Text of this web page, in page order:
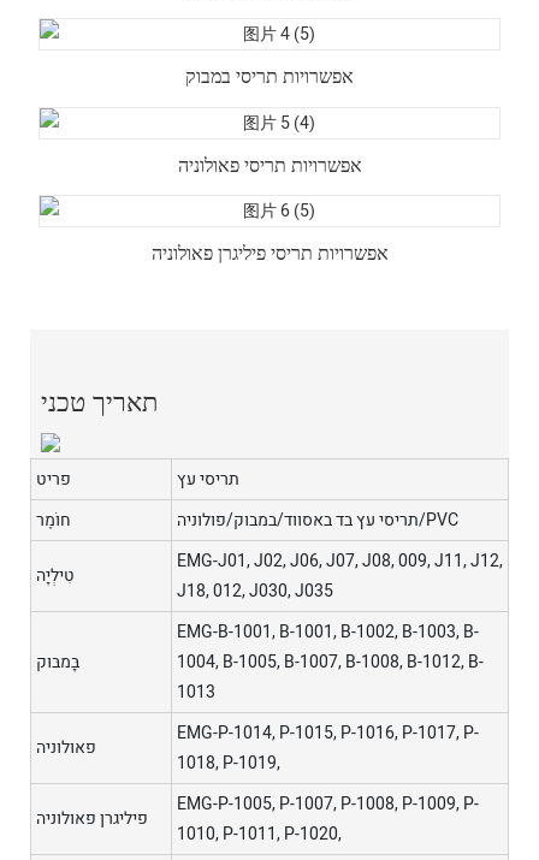
אפשרויות תריסי במבוק
אפשרויות תריסי פאולוניה
אפשרויות תריסי פיליגרן פאולוניה
תאריך טכני
פריט
תריסי עץ
חוֹמֶר
תריסי עץ בד באסווד/במבוק/פולוניה/PVC
טִילְיָה
EMG-J01, J02, J06, J07, J08, 009, J11, J12,
J18, 012, J030, J035
בָּמבּוּק
EMG-B-1001, B-1001, B-1002, B-1003, B-
1004, B-1005, B-1007, B-1008, B-1012, B-
1013
פאולוניה
EMG-P-1014, P-1015, P-1016, P-1017, P-
1018, P-1019,
פיליגרן פאולוניה
EMG-P-1005, P-1007, P-1008, P-1009, P-
1010, P-1011, P-1020,